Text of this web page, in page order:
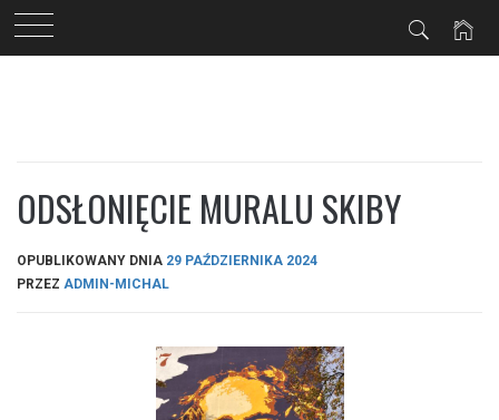
ODSŁONIĘCIE MURALU SKIBY
OPUBLIKOWANY DNIA 29 PAŹDZIERNIKA 2024
PRZEZ ADMIN-MICHAL